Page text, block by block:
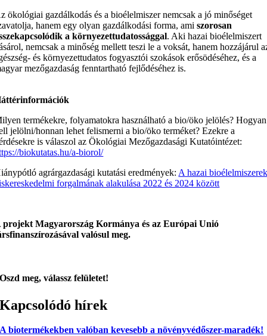
ökológiai gazdálkodás és a bioélelmiszer nemcsak a jó minőséget
hanem egy olyan gazdálkodási forma, amiszorosan
a környezettudatossággal. Aki hazai bioélelmiszert
nemcsak a minőség mellett teszi le a voksát, hanem hozzájárul
és környezettudatos fogyasztói szokások erősödéséhez, és a
mezőgazdaság fenntartható fejlődéséhez is.
termékekre, folyamatokra használható a bio/öko jelölés? Hogyan
jelölni/honnan lehet felismerni a bio/öko terméket? Ezekre a
is válaszol az Ökológiai Mezőgazdasági Kutatóintézet:
biokutatas.hu/a-biorol/
agrárgazdasági kutatási eredmények: A hazai
forgalmának alakulása 2022 és 2024 között
projekt Magyarország Kormánya és az Európai Unió
valósul meg.
Oszd meg, válassz felületet!
Kapcsolódó hírek
A biotermékekben valóban kevesebb a növényvédőszer-maradék!